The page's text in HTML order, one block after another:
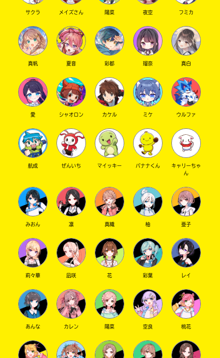
サクラ メイズさん 陽菜 夜空 フミカ
真帆 夏音 彩都 瑠奈 真白
愛 シャオロン カケル ミケ ウルファ
航成 ぜんいち マイッキー バナナくん
キャリーちゃ
ん
みおん 凛 真織 柚 亜子
莉々華 凪咲 花 彩葉 レイ
あんな カレン 陽菜 空良 桃花